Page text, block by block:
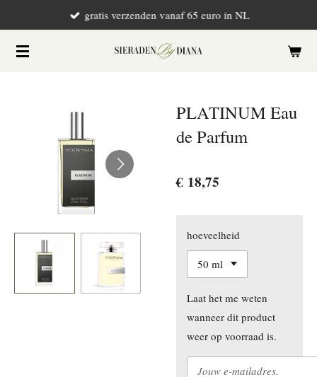
naar
gratis verzenden vanaf 65 euro in NL
PLATINUM Eau
de Parfum
€ 18,75
hoeveelheid
Laat het me weten
wanneer dit product
weer op voorraad is.